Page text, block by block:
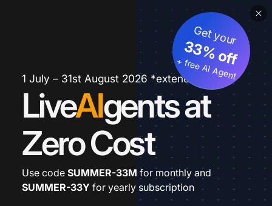
1 July – 31st August 2026 *extended
LiveAIgents at
Zero Cost
Get your
33% off
+ free AI Agent
Use code SUMMER-33M for monthly and
SUMMER-33Y for yearly subscription